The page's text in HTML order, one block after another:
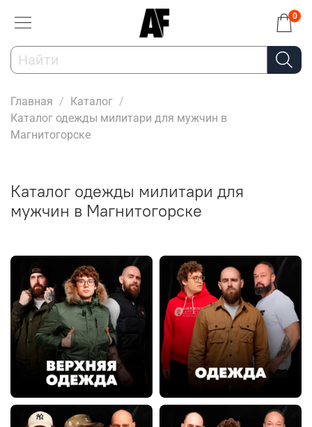
0
Главная
Каталог
Каталог одежды милитари для мужчин в
Магнитогорске
Каталог одежды милитари для
мужчин в Магнитогорске